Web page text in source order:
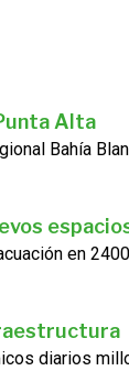
Alta
Bahía
en
diarios